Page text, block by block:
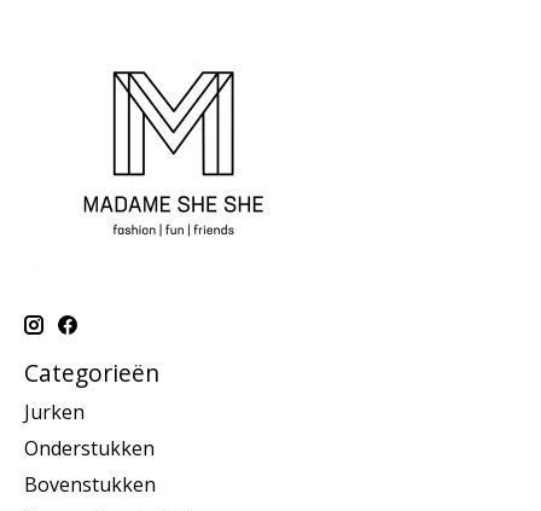
Categorieën
Jurken
Onderstukken
Bovenstukken